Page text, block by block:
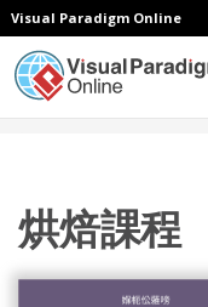
Visual Paradigm Online
烘焙課程